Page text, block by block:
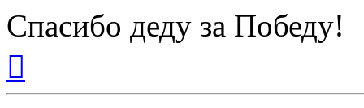
Спасибо деду за Победу!
началу